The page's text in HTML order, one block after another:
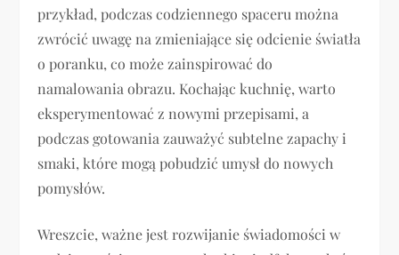
przykład, podczas codziennego spaceru można
zwrócić uwagę na zmieniające się odcienie światła
o poranku, co może zainspirować do
namalowania obrazu. Kochając kuchnię, warto
eksperymentować z nowymi przepisami, a
podczas gotowania zauważyć subtelne zapachy i
smaki, które mogą pobudzić umysł do nowych
pomysłów.
Wreszcie, ważne jest rozwijanie świadomości w